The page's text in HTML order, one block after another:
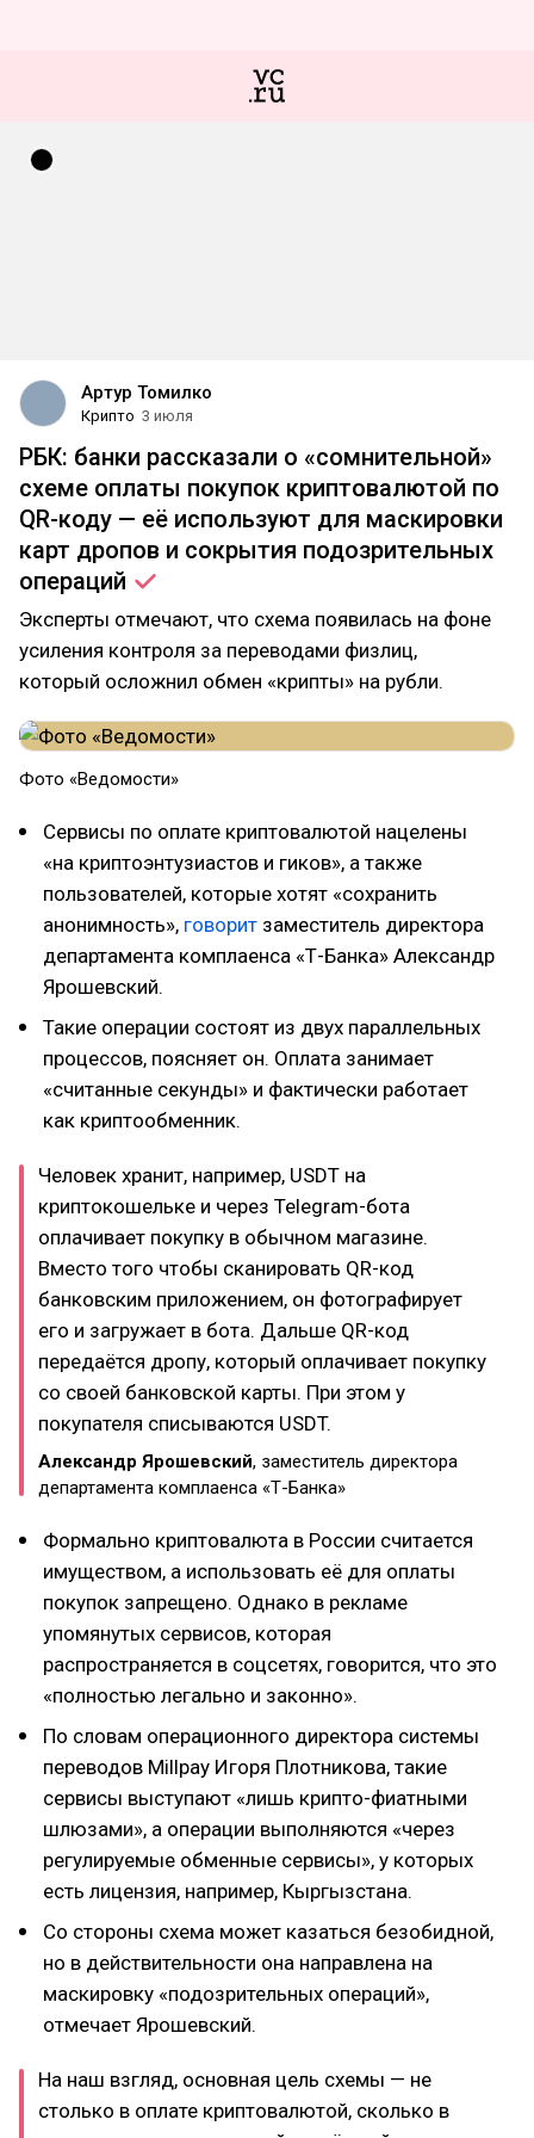
Артур Томилко
Крипто 3 июля
РБК: банки рассказали о «сомнительной»
схеме оплаты покупок криптовалютой по
QR-коду — её используют для маскировки
карт дропов и сокрытия подозрительных
операций
Эксперты отмечают, что схема появилась на фоне
усиления контроля за переводами физлиц,
который осложнил обмен «крипты» на рубли.
Фото «Ведомости»
Сервисы по оплате криптовалютой нацелены
«на криптоэнтузиастов и гиков», а также
пользователей, которые хотят «сохранить
анонимность», говорит заместитель директора
департамента комплаенса «Т-Банка» Александр
Ярошевский.
Такие операции состоят из двух параллельных
процессов, поясняет он. Оплата занимает
«считанные секунды» и фактически работает
как криптообменник.
Человек хранит, например, USDT на
криптокошельке и через Telegram-бота
оплачивает покупку в обычном магазине.
Вместо того чтобы сканировать QR-код
банковским приложением, он фотографирует
его и загружает в бота. Дальше QR-код
передаётся дропу, который оплачивает покупку
со своей банковской карты. При этом у
покупателя списываются USDT.
Александр Ярошевский, заместитель директора
департамента комплаенса «Т-Банка»
Формально криптовалюта в России считается
имуществом, а использовать её для оплаты
покупок запрещено. Однако в рекламе
упомянутых сервисов, которая
распространяется в соцсетях, говорится, что это
«полностью легально и законно».
По словам операционного директора системы
переводов Millpay Игоря Плотникова, такие
сервисы выступают «лишь крипто-фиатными
шлюзами», а операции выполняются «через
регулируемые обменные сервисы», у которых
есть лицензия, например, Кыргызстана.
Со стороны схема может казаться безобидной,
но в действительности она направлена на
маскировку «подозрительных операций»,
отмечает Ярошевский.
На наш взгляд, основная цель схемы — не
столько в оплате криптовалютой, сколько в